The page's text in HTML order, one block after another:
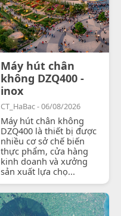
Máy hút chân
không DZQ400 -
inox
CT_HaBac - 06/08/2026
Máy hút chân không
DZQ400 là thiết bị được
nhiều cơ sở chế biến
thực phẩm, cửa hàng
kinh doanh và xưởng
sản xuất lựa chọ...